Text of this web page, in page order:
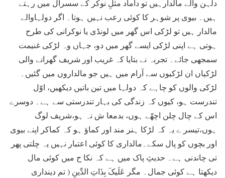
دلہن والے مالدارہیں تو داماد مثلِ نوکر کے سسرال میں رہتے
ہیں۔ بیوی پر شوہر کا کوئی رعب نہیں ہوتا۔ اگر دولہاوالے
مالدار ہیں تو لڑکی اس گھر میں لونڈی یا نوکرانی کی طرح
ہوتی ہے اپنی لڑکی ایسے گھر میں دو، جہاں وہ لڑکی غنیمت
سمجھی جائے۔ تجربہ نے بتایا کہ غریب اور شریف گھرانے والی
لڑکیاں ان لڑکیوں سے آرام میں ہیں جو مالداروں میں گئیں۔
لڑکی والوں کو چاہے کہ دولہا میں تین باتیں دیکھیں، اوّل
تندرست ہو، کیوں کہ زندگی کی بہار تندرستی سے ہے۔ دوسرے
اس کے چال چلن اچھّے ہوں، بدمعا ش نہ ہو،شریف لوگ
ہوں،تیسر ے یہ کہ لڑکا ہنر مند اور کماؤ ہو کہ کماکر اپنے بیوی
اور بچوں کو پال سکے۔مالداری کا کوئی اعتبار نہیں یہ چلتی پھر
تی چاندنی ہے۔ حدیثِ پاک میں ہے کہ نکا ح میں کوئی مال
دیکھتا ہے کوئی جمال۔ مگر عَلَیکَ بِذَاتِ الدِّینِ ( تم دینداری